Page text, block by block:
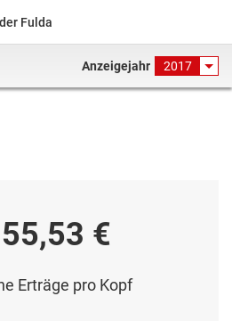
Fulda
Anzeigejahr 2017
Erträge pro Kopf
€